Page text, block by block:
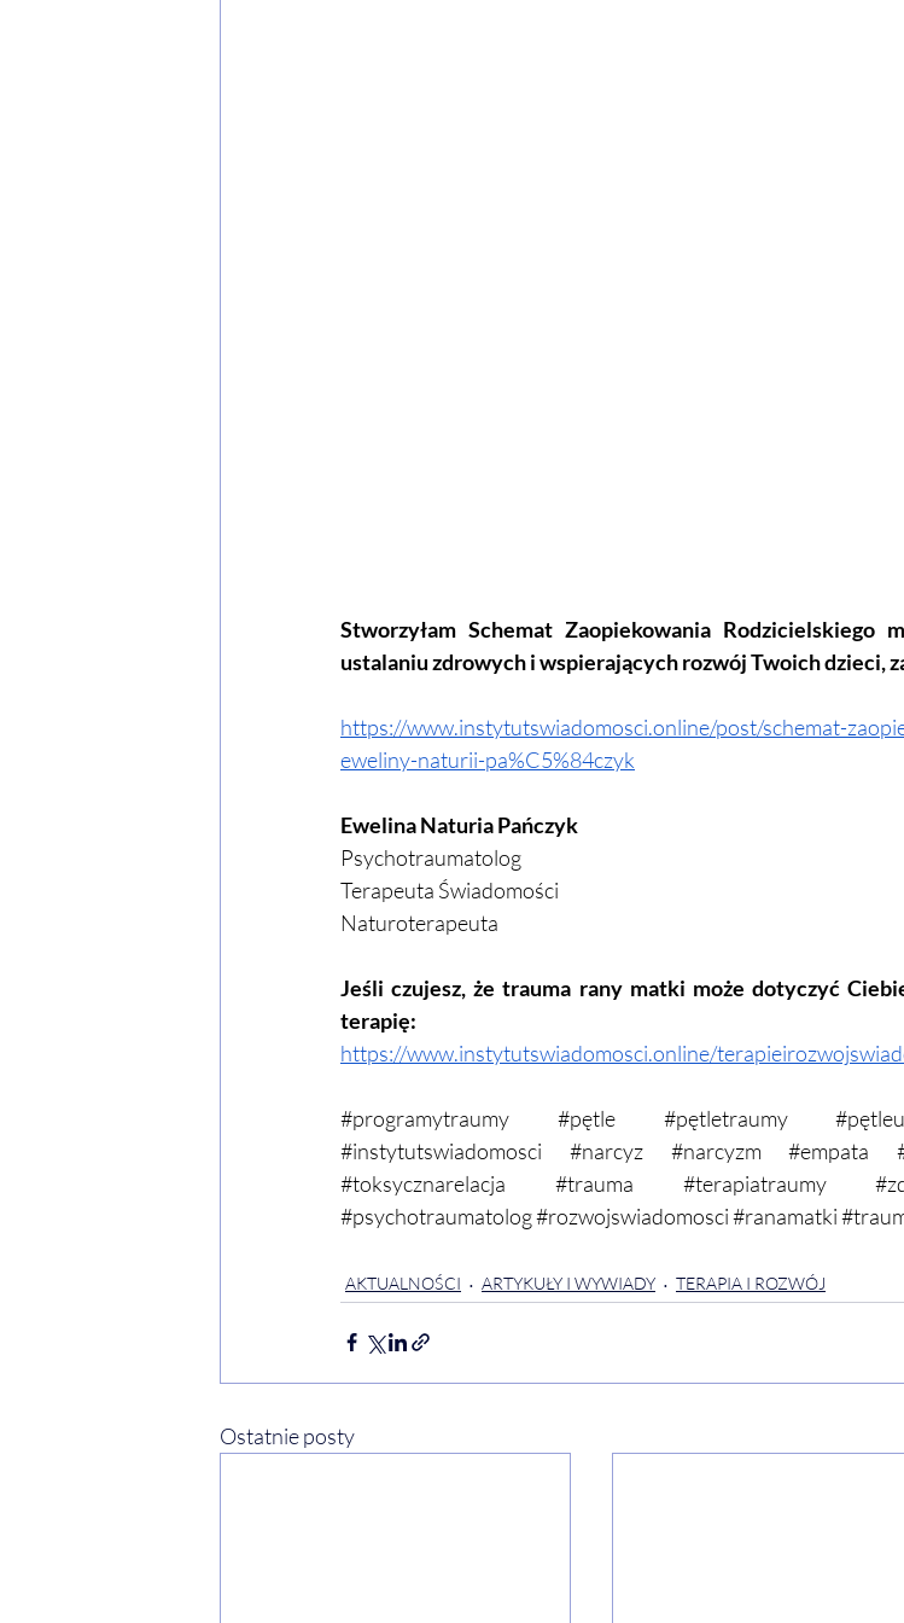
Stworzyłam Schemat Zaopiekowania
ustalaniu zdrowych i wspierających rozwój Twoich dzieci,
https://www.instytutswiadomosci.online/post/schemat-
eweliny-naturii-pa%C5%84czyk
Ewelina Naturia Pańczyk
Psychotraumatolog
Terapeuta Świadomości
Naturoterapeuta
Jeśli czujesz, że trauma rany matki może dotyczyć
terapię:
https://www.instytutswiadomosci.online/
#programytraumy #pętle #pętletraumy
#instytutswiadomosci
#narcyz #narcyzm #empata
#toksycznarelacja
#trauma #terapiatraumy
#psychotraumatolog#rozwojswiadomosci#ranamatki
AKTUALNOŚCI ARTYKUŁY I WYWIADY TERAPIA I ROZWÓJ
Ostatnie posty